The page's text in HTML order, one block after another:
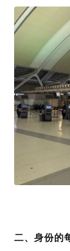
二、身份的